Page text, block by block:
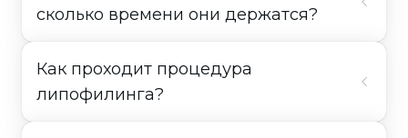
сколько времени они держатся?
Как проходит процедура
липофилинга?